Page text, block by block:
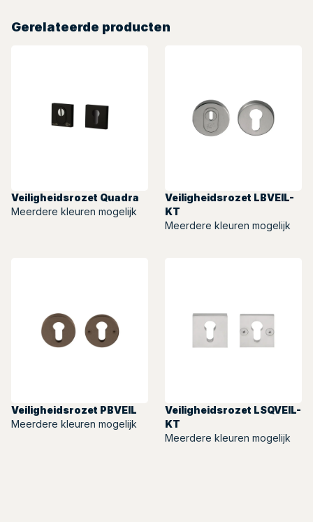
Gerelateerde producten
Veiligheidsrozet Quadra
Meerdere kleuren mogelijk
Veiligheidsrozet LBVEIL-
KT
Meerdere kleuren mogelijk
Veiligheidsrozet PBVEIL
Meerdere kleuren mogelijk
Veiligheidsrozet LSQVEIL-
KT
Meerdere kleuren mogelijk